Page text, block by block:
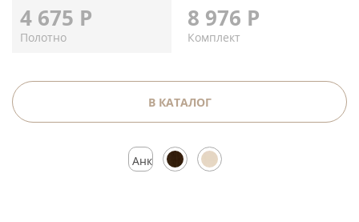
4 675 Р
Полотно
8 976 Р
Комплект
В КАТАЛОГ
Анкор